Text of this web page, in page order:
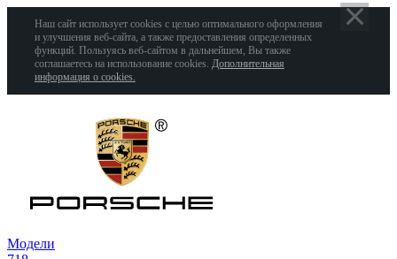
Наш сайт использует cookies с целью оптимального оформления
и улучшения веб-сайта, а также предоставления определенных
функций. Пользуясь веб-сайтом в дальнейшем, Вы также
соглашаетесь на использование cookies. Дополнительная
информация о cookies.
Модели